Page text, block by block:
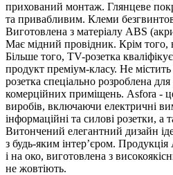
прихований монтаж. Глянцеве
та привабливим. Клеми
Виготовлена ​​з матеріалу ABS
Має мідний провідник. Крім того,
Більше того, TV-розетка
продукт преміум-класу. Не
розетка спеціально розроблена
комерційних приміщень. Asfora -
виробів, включаючи електричні
інформаційні та силові розетки, а
Витончений елегантний дизайн
з будь-яким інтер’єром.
і на око, виготовлена ​​з
не жовтіють.